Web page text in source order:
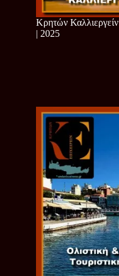
Κρητών Καλλιεργείν
| 2025